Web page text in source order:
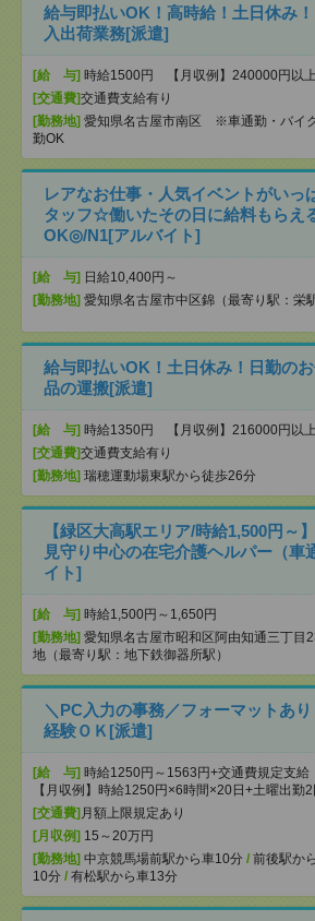
給与即払いOK！高時給！土日休み！
入出荷業務[派遣]
[給 与] 時給1500円 【月収例】240000円以上
[交通費]交通費支給有り
[勤務地] 愛知県名古屋市南区 ※車通勤・バイ
勤OK
レアなお仕事・人気イベントがいっ
タッフ☆働いたその日に給料もらえ
OK◎/N1[アルバイト]
[給 与] 日給10,400円～
[勤務地] 愛知県名古屋市中区錦（最寄り駅：栄駅
給与即払いOK！土日休み！日勤の
品の運搬[派遣]
[給 与] 時給1350円 【月収例】216000円以上
[交通費]交通費支給有り
[勤務地] 瑞穂運動場東駅から徒歩26分
【緑区大高駅エリア/時給1,500円～
見守り中心の在宅介護ヘルパー（車
イト]
[給 与] 時給1,500円～1,650円
[勤務地] 愛知県名古屋市昭和区阿由知通三丁目
地（最寄り駅：地下鉄御器所駅）
＼PC入力の事務／フォーマットあ
経験ＯＫ[派遣]
[給 与] 時給1250円～1563円+交通費規定支給
【月収例】時給1250円×6時間×20日+土曜出勤2
[交通費] 月額上限規定あり
[月収例] 15～20万円
[勤務地] 中京競馬場前駅から車10分 / 前後駅か
10分 / 有松駅から車13分